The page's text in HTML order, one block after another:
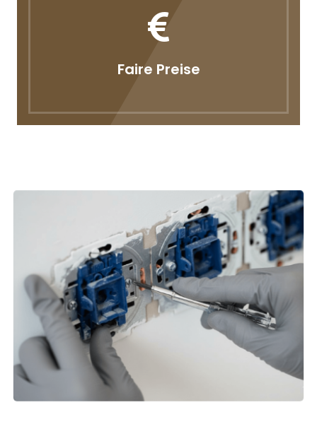
Faire Preise